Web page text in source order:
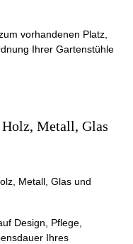
vorhandenen Platz,
Ihrer Gartenstühle
Metall, Glas
Metall, Glas und
Design, Pflege,
Ihres